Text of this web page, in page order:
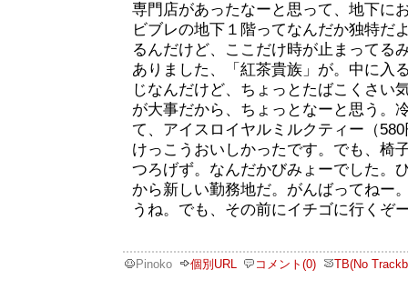
専門店があったなーと思って、地下に
ビブレの地下１階ってなんだか独特だ
るんだけど、ここだけ時が止まってる
ありました、「紅茶貴族」が。中に入
じなんだけど、ちょっとたばこくさい
が大事だから、ちょっとなーと思う。
て、アイスロイヤルミルクティー（
けっこうおいしかったです。でも、椅
つろげず。なんだかびみょーでした。
から新しい勤務地だ。がんばってねー
うね。でも、その前にイチゴに行くぞ
Pinoko 個別URL コメント(0) TB(No